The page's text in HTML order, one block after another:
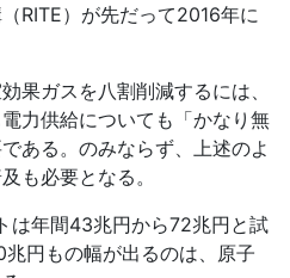
RITE）が先だって2016年に
果ガスを八割削減するには、
力供給についても「かなり無
ある。のみならず、上述のよ
も必要となる。
は年間43兆円から72兆円と試
円もの幅が出るのは、原子